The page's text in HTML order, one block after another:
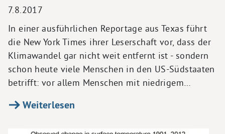
7.8.2017
In einer ausführlichen Reportage aus Texas führt
die New York Times ihrer Leserschaft vor, dass der
Klimawandel gar nicht weit entfernt ist - sondern
schon heute viele Menschen in den US-Südstaaten
betrifft: vor allem Menschen mit niedrigem…
Weiterlesen